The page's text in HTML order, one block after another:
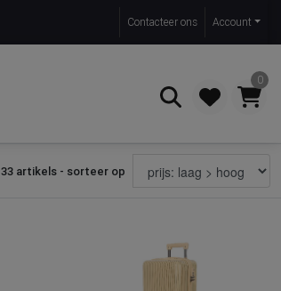
Contacteer ons Account
0
Zoeken
33 artikels - sorteer op